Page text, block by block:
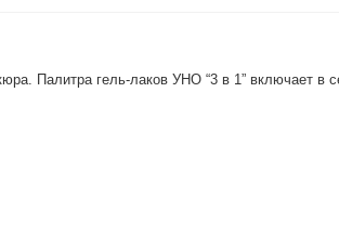
Палитра гель-лаков УНО “3 в 1” включает